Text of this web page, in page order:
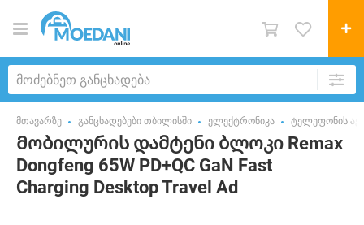
მთავარზე განცხადებები თბილისში ელექტრონიკა ტელეფონის
Მობილურის დამტენი ბლოკი Remax
Dongfeng 65W PD+QC GaN Fast
Charging Desktop Travel Ad